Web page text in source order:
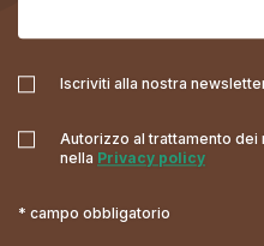
Iscriviti alla nostra
Autorizzo al trattamento
nella Privacy policy
* campo obbligatorio